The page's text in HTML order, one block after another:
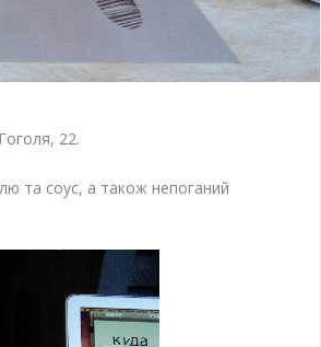
22.
та соус, а також непоганий